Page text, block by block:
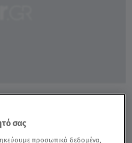
- Video
σας
προσωπικά δεδομένα,